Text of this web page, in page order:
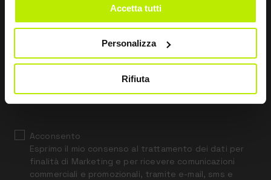
Accetta tutti
Personalizza
Rifiuta
Leave
blank
Acconsento
Esprimo il mio consenso al trattamento dei dati per
finalità di Marketing e per ricevere comunicazioni
commerciali e promozionali, tramite e-mail, sms e